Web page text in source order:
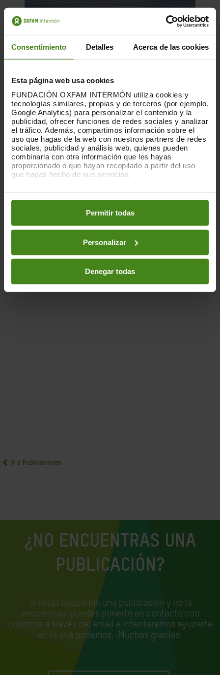
Consentimiento Detalles Acerca de las cookies
Esta página web usa cookies
FUNDACIÓN OXFAM INTERMÓN utiliza cookies y
tecnologías similares, propias y de terceros (por ejemplo,
Google Analytics) para personalizar el contenido y la
publicidad, ofrecer funciones de redes sociales y analizar
el tráfico. Además, compartimos información sobre el
uso que hagas de la web con nuestros partners de redes
sociales, publicidad y análisis web, quienes pueden
combinarla con otra información que les hayas
proporcionado o que hayan recopilado a partir del uso
que hayas hecho de sus servicios.
preferencias accediendo a nuestraPolítica de Cookieso
en los botones facilitados a continuación:
Permitir todas
Personalizar
Denegar todas
09.06.2026
Personas, Poder, Beneficios, Planeta
Cómo las grandes empresas europeas
desigualdad.
Ir a Publicaciones
¿NO ENCUENTRAS UNA
PUBLICACIÓN?
Si estás buscando una publicación y no la
encuentras, puedes ponerte en contacto con
nosotros a través del email e intentaremos ayudarte
en lo que podamos. ¡Muchas gracias!